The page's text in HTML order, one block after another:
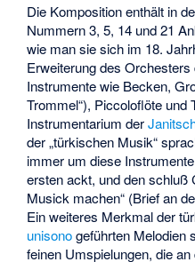
Die Komposition enthält in
Nummern 3, 5, 14 und 21
wie man sie sich im 18.
Erweiterung des
Instrumente wie Becken,
Trommel“), Piccoloflöte und
Instrumentarium der
der „türkischen Musik“
immer um diese
ersten ackt, und den
Musick machen“ (Brief an
Ein weiteres Merkmal der
unisonogeführten Melodien
feinen Umspielungen, die an